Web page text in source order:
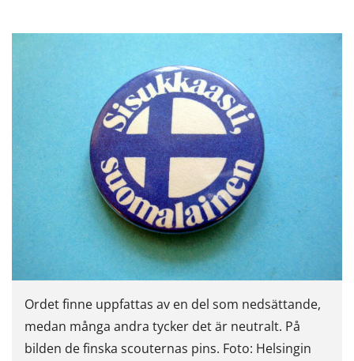
Ordet finne uppfattas av en del som nedsättande,
medan många andra tycker det är neutralt. På
bilden de finska scouternas pins. Foto: Helsingin